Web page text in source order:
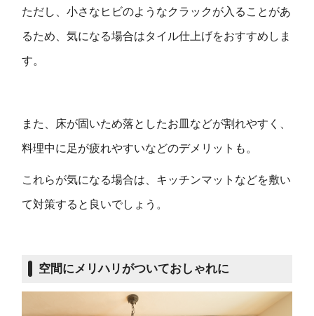
ただし、小さなヒビのようなクラックが入ることがあ
るため、気になる場合はタイル仕上げをおすすめしま
す。
また、床が固いため落としたお皿などが割れやすく、
料理中に足が疲れやすいなどのデメリットも。
これらが気になる場合は、キッチンマットなどを敷い
て対策すると良いでしょう。
空間にメリハリがついておしゃれに